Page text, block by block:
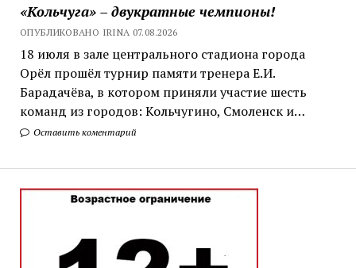
«Кольчуга» – двукратные чемпионы!
ОПУБЛИКОВАНО IRINA 07.08.2026
18 июля в зале центрального стадиона города
Орёл прошёл турнир памяти тренера Е.И.
Барадачёва, в котором приняли участие шесть
команд из городов: Кольчугино, Смоленск и…
Оставить коментарий